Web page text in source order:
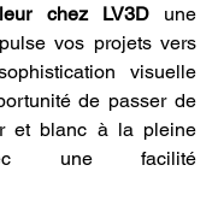
chez LV3D une
vos projets vers
visuelle
de passer de
et blanc à la pleine
une facilité